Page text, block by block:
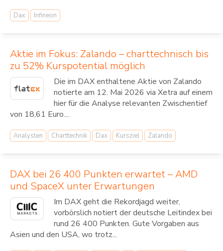
Dax Infineon
Aktie im Fokus: Zalando – charttechnisch bis
zu 52% Kurspotential möglich
Die im DAX enthaltene Aktie von Zalando
notierte am 12. Mai 2026 via Xetra auf einem
hier für die Analyse relevanten Zwischentief
von 18,61 Euro....
Analysten Charttechnik Dax Kursziel Zalando
DAX bei 26 400 Punkten erwartet – AMD
und SpaceX unter Erwartungen
Im DAX geht die Rekordjagd weiter,
vorbörslich notiert der deutsche Leitindex bei
rund 26 400 Punkten. Gute Vorgaben aus
Asien und den USA, wo trotz...